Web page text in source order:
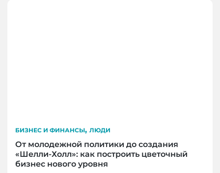
БИЗНЕС И ФИНАНСЫ, ЛЮДИ
От молодежной политики до создания
«Шелли-Холл»: как построить цветочный
бизнес нового уровня